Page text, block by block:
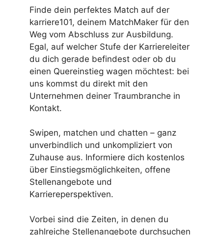
Finde dein perfektes Match auf der
karriere101, deinem MatchMaker für den
Weg vom Abschluss zur Ausbildung.
Egal, auf welcher Stufe der Karriereleiter
du dich gerade befindest oder ob du
einen Quereinstieg wagen möchtest: bei
uns kommst du direkt mit den
Unternehmen deiner Traumbranche in
Kontakt.
Swipen, matchen und chatten – ganz
unverbindlich und unkompliziert von
Zuhause aus. Informiere dich kostenlos
über Einstiegsmöglichkeiten, offene
Stellenangebote und
Karriereperspektiven.
Vorbei sind die Zeiten, in denen du
zahlreiche Stellenangebote durchsuchen